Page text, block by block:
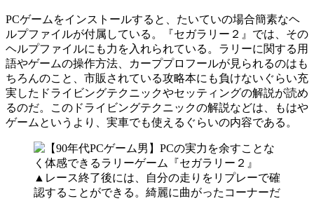
PCゲームをインストールすると、たいていの場合簡素なヘ
ルプファイルが付属している。『セガラリー２』では、その
ヘルプファイルにも力を入れられている。ラリーに関する用
語やゲームの操作方法、カーププロフールが見られるのはも
ちろんのこと、市販されている攻略本にも負けないぐらい充
実したドライビングテクニックやセッティングの解説が読め
るのだ。このドライビングテクニックの解説などは、もはや
ゲームというより、実車でも使えるぐらいの内容である。
▲レース終了後には、自分の走りをリプレーで確
認することができる。綺麗に曲がったコーナーだ